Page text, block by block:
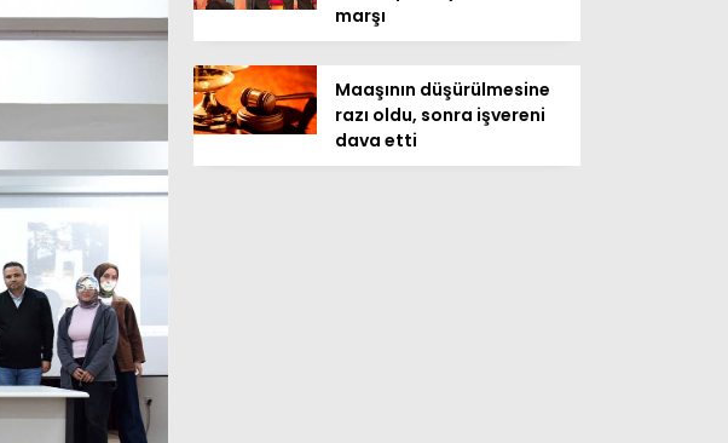
marşı
Maaşının düşürülmesine
razı oldu, sonra işvereni
dava etti